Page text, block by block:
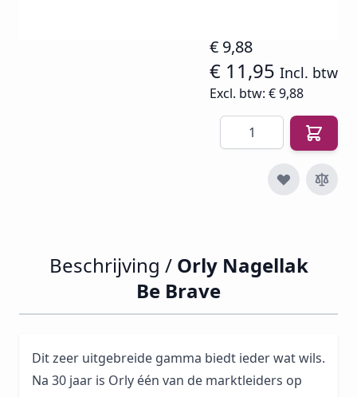
€ 9,88
€ 11,95 Incl. btw
Excl. btw: € 9,88
Aantal
Beschrijving / Orly Nagellak
Be Brave
Dit zeer uitgebreide gamma biedt ieder wat wils.
Na 30 jaar is Orly één van de marktleiders op